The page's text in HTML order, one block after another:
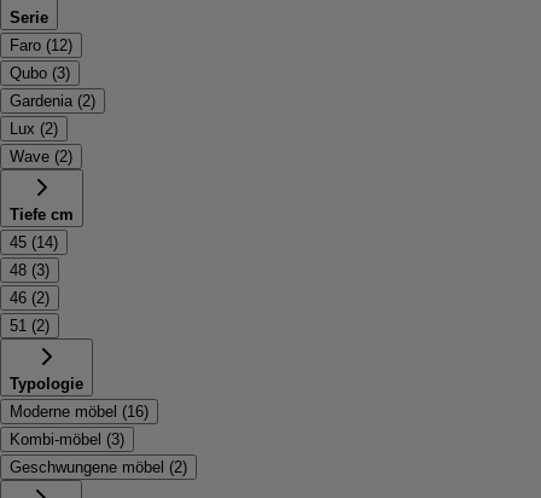
Serie
Faro (12)
Qubo (3)
Gardenia (2)
Lux (2)
Wave (2)
Tiefe cm
45 (14)
48 (3)
46 (2)
51 (2)
Typologie
Moderne möbel (16)
Kombi-möbel (3)
Geschwungene möbel (2)